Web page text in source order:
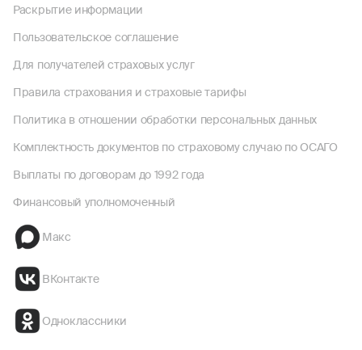
Раскрытие информации
Пользовательское соглашение
Для получателей страховых услуг
Правила страхования и страховые тарифы
Политика в отношении обработки персональных данных
Комплектность документов по страховому случаю по ОСАГО
Выплаты по договорам до 1992 года
Финансовый уполномоченный
Макс
ВКонтакте
Одноклассники